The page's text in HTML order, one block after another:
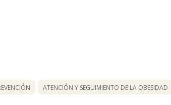
ATENCIÓN Y SEGUIMIENTO DE LA OBESIDAD